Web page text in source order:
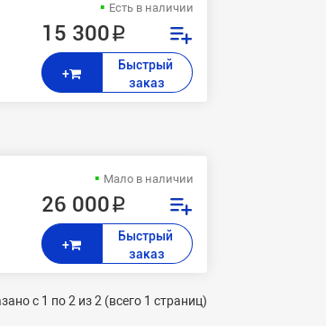
Есть в наличии
15 300 ₽
+
Быстрый
заказ
Мало в наличии
26 000 ₽
+
Быстрый
заказ
с 1 по 2 из 2 (всего 1 страниц)